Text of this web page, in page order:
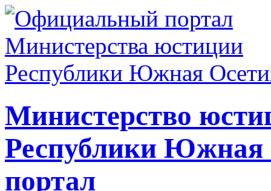
Министерство
Республики
портал